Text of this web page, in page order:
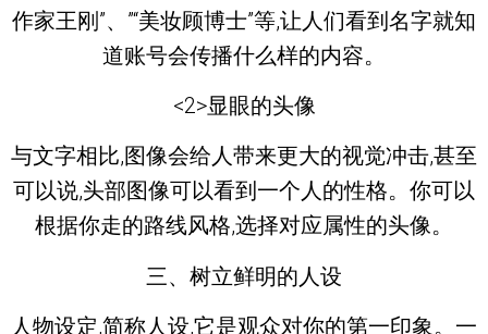
作家王刚”、”“美妆顾博士”等,让人们看到名字就知
道账号会传播什么样的内容。
<2>显眼的头像
与文字相比,图像会给人带来更大的视觉冲击,甚至
可以说,头部图像可以看到一个人的性格。你可以
根据你走的路线风格,选择对应属性的头像。
三、树立鲜明的人设
人物设定,简称人设,它是观众对你的第一印象。一